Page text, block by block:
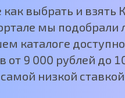
как выбрать и
мы подобрали
каталоге
от 9 000 рублей до
самой низкой